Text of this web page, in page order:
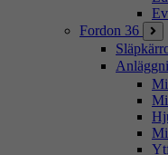
Fordon 36